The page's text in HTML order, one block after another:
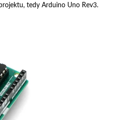
tedy Arduino Uno Rev3.